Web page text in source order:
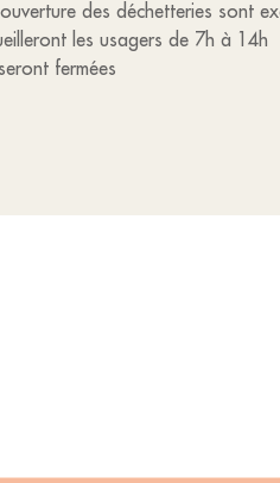
des déchetteries sont
les usagers de 7h à 14h
fermées